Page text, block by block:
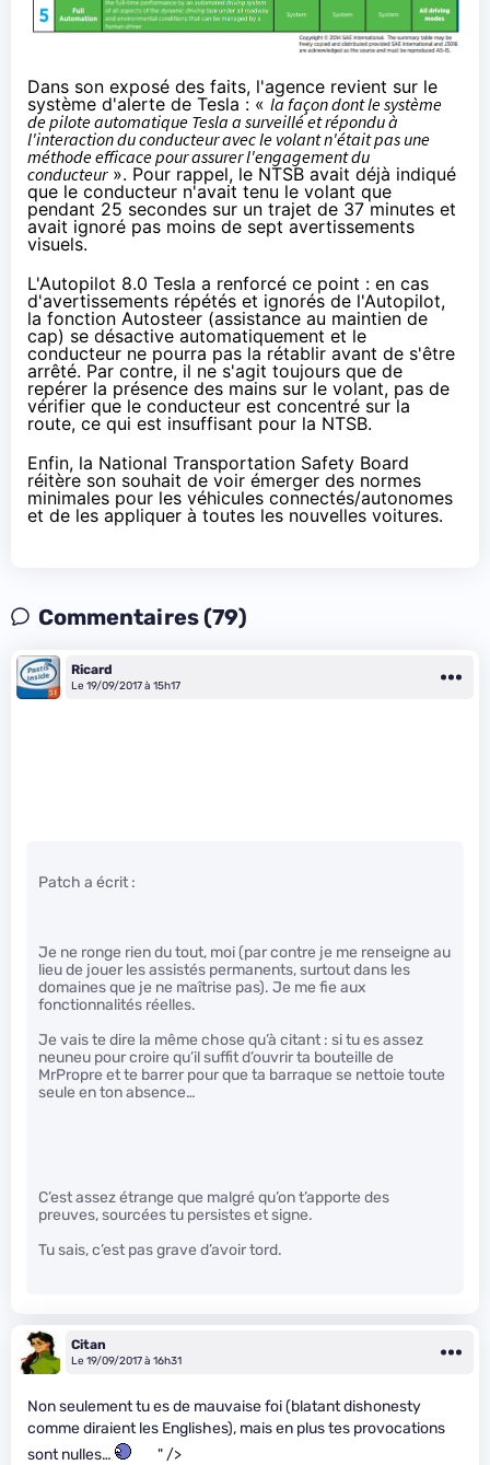
Dans son exposé des faits, l'agence revient sur le
système d'alerte de Tesla : « la façon dont le système
de pilote automatique Tesla a surveillé et répondu à
l'interaction du conducteur avec le volant n'était pas une
méthode efficace pour assurer l'engagement du
conducteur». Pour rappel, le NTSB avait déjà indiqué
que le conducteur n'avait tenu le volant que
pendant 25 secondes sur un trajet de 37 minutes et
avait ignoré pas moins de sept avertissements
visuels.
L'Autopilot 8.0 Tesla a renforcé ce point : en cas
d'avertissements répétés et ignorés de l'Autopilot,
la fonction Autosteer (assistance au maintien de
cap) se désactive automatiquement et le
conducteur ne pourra pas la rétablir avant de s'être
arrêté. Par contre, il ne s'agit toujours que de
repérer la présence des mains sur le volant, pas de
vérifier que le conducteur est concentré sur la
route, ce qui est insuffisant pour la NTSB.
Enfin, la National Transportation Safety Board
réitère son souhait de voir émerger des normes
minimales pour les véhicules connectés/autonomes
et de les appliquer à toutes les nouvelles voitures.
Commentaires (79)
Ricard
Le 19/09/2017 à 15h17
Patch a écrit :
Je ne ronge rien du tout, moi (par contre je me renseigne au
lieu de jouer les assistés permanents, surtout dans les
domaines que je ne maîtrise pas). Je me fie aux
fonctionnalités réelles.
Je vais te dire la même chose qu’à citant : si tu es assez
neuneu pour croire qu’il suffit d’ouvrir ta bouteille de
MrPropre et te barrer pour que ta barraque se nettoie toute
seule en ton absence…
C’est assez étrange que malgré qu’on t’apporte des
preuves, sourcées tu persistes et signe.
Tu sais, c’est pas grave d’avoir tord.
Citan
Le 19/09/2017 à 16h31
Non seulement tu es de mauvaise foi (blatant dishonesty
comme diraient les Englishes), mais en plus tes provocations
sont nulles…
" />